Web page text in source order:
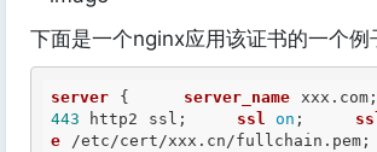
下面是一个nginx应用该证书的一个例
server { server_name
443 http2 ssl; ssl on ;
e /etc/cert/xxx.cn/